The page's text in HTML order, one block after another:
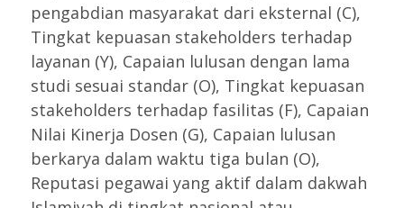
pengabdian masyarakat dari eksternal (C),
Tingkat kepuasan stakeholders terhadap
layanan (Y), Capaian lulusan dengan lama
studi sesuai standar (O), Tingkat kepuasan
stakeholders terhadap fasilitas (F), Capaian
Nilai Kinerja Dosen (G), Capaian lulusan
berkarya dalam waktu tiga bulan (O),
Reputasi pegawai yang aktif dalam dakwah